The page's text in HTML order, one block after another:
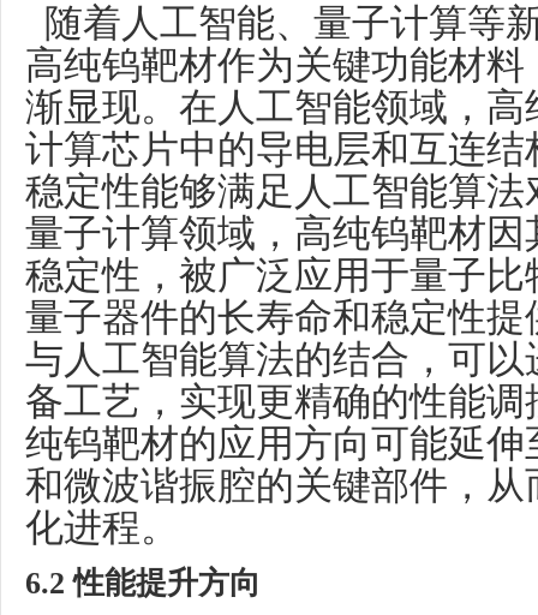
随着人工智能、量子计算等
高纯钨靶材作为关键功能材
渐显现。在人工智能领域，
计算芯片中的导电层和互连
稳定性能够满足人工智能算
量子计算领域，高纯钨靶材
稳定性，被广泛应用于量子
量子器件的长寿命和稳定性
与人工智能算法的结合，可
备工艺，实现更精确的性能
纯钨靶材的应用方向可能延
和微波谐振腔的关键部件，
化进程。
6.2 性能提升方向